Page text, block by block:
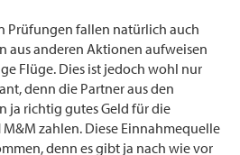
Prüfungen fallen natürlich auch
aus anderen Aktionen aufweisen
Flüge. Dies ist jedoch wohl nur
denn die Partner aus den
ja richtig gutes Geld für die
zahlen. Diese Einnahmequelle
denn es gibt ja nach wie vor